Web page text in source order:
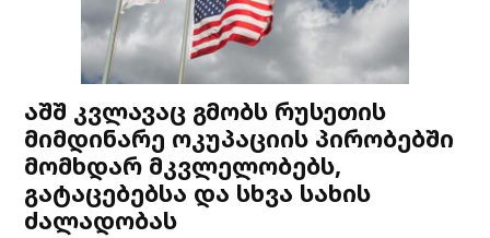
აშშ კვლავაც გმობს რუსეთის
მიმდინარე ოკუპაციის პირობებში
მომხდარ მკვლელობებს,
გატაცებებსა და სხვა სახის
ძალადობას